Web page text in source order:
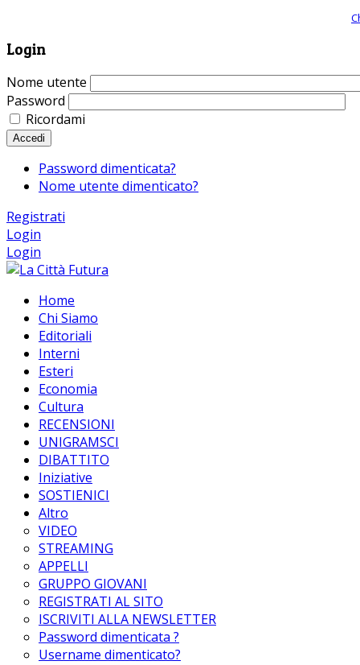
Login
Nome utente
Password
Ricordami
Accedi
Password dimenticata?
Nome utente dimenticato?
Registrati
Login
Login
Home
Chi Siamo
Editoriali
Interni
Esteri
Economia
Cultura
RECENSIONI
UNIGRAMSCI
DIBATTITO
Iniziative
SOSTIENICI
Altro
VIDEO
STREAMING
APPELLI
GRUPPO GIOVANI
REGISTRATI AL SITO
ISCRIVITI ALLA NEWSLETTER
Password dimenticata ?
Username dimenticato?